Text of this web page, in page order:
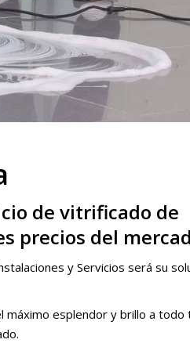
de vitrificado de
precios del
y Servicios será su
máximo esplendor y brillo a todo